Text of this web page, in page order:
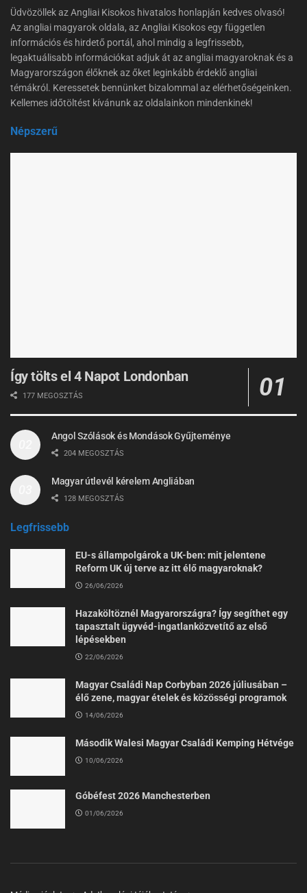
Üdvözöllek az Angliai Kisokos hivatalos honlapján kedves olvasó!
Az angliai magyarok oldala, az Angliai Kisokos egy független
információs és hirdető portál, ahol mindig a legfrissebb,
legaktuálisabb információkat adjuk át az angliai magyaroknak és a
Magyarországon élőknek az őket leginkább érdeklő angliai
témákról. Keressetek bennünket bizalommal az elérhetőségeinken.
Kellemes időtöltést kívánunk az oldalainkon mindenkinek!
Népszerű
Így tölts el 4 Napot Londonban
177 MEGOSZTÁS
Angol Szólások és Mondások Gyűjteménye
204 MEGOSZTÁS
Magyar útlevél kérelem Angliában
128 MEGOSZTÁS
Legfrissebb
EU-s állampolgárok a UK-ben: mit jelentene
Reform UK új terve az itt élő magyaroknak?
26/06/2026
Hazaköltöznél Magyarországra? Így segíthet egy
tapasztalt ügyvéd-ingatlanközvetítő az első
lépésekben
22/06/2026
Magyar Családi Nap Corbyban 2026 júliusában –
élő zene, magyar ételek és közösségi programok
14/06/2026
Második Walesi Magyar Családi Kemping Hétvége
10/06/2026
Góbéfest 2026 Manchesterben
01/06/2026